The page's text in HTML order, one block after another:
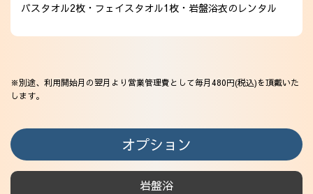
バスタオル2枚・フェイスタオル1枚・岩盤浴衣のレンタル
※別途、利用開始月の翌月より営業管理費として毎月480円(税込)を頂戴いた
します。
オプション
岩盤浴